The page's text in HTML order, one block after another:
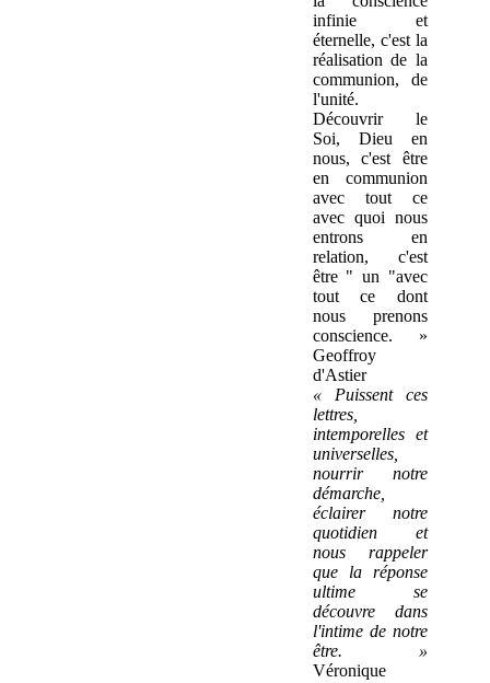
infinie et
éternelle, c'est la
réalisation de la
communion, de
l'unité.
Découvrir le
Soi, Dieu en
nous, c'est être
en communion
avec tout ce
avec quoi nous
entrons en
relation, c'est
être " un "avec
tout ce dont
nous prenons
conscience. »
Geoffroy
d'Astier
« Puissent ces
lettres,
intemporelles et
universelles,
nourrir notre
démarche,
éclairer notre
quotidien et
nous rappeler
que la réponse
ultime se
découvre dans
l'intime de notre
être. »
Véronique